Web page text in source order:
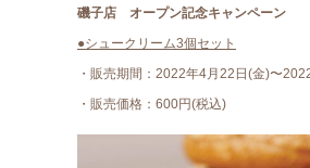
磯子店 オープン記念キャンペーン
●シュークリーム3個セット
・販売期間：2022年4月22日(金)〜
・販売価格：600円(税込)